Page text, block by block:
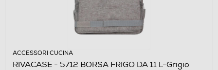
ACCESSORI CUCINA
RIVACASE - 5712 BORSA FRIGO DA 11 L-Grigio